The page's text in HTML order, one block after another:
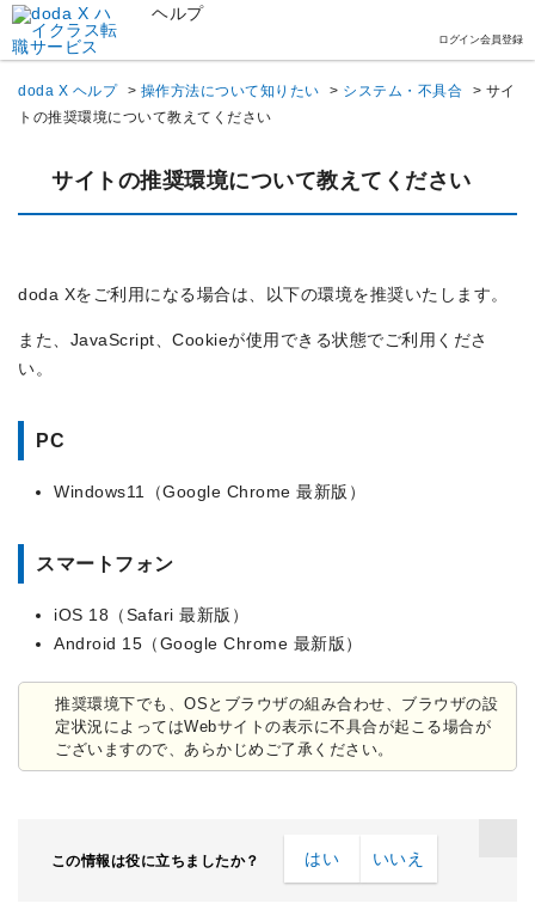
ヘルプ
ログイン会員登録
doda X ヘルプ > 操作方法について知りたい > システム・不具合 > サイ
トの推奨環境について教えてください
サイトの推奨環境について教えてください
doda Xをご利用になる場合は、以下の環境を推奨いたします。
また、JavaScript、Cookieが使用できる状態でご利用くださ
い。
PC
Windows11（Google Chrome 最新版）
スマートフォン
iOS 18（Safari 最新版）
Android 15（Google Chrome 最新版）
推奨環境下でも、OSとブラウザの組み合わせ、ブラウザの設
定状況によってはWebサイトの表示に不具合が起こる場合が
ございますので、あらかじめご了承ください。
この情報は役に立ちましたか？ はい いいえ